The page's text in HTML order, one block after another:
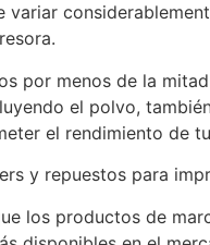
por menos de la
el polvo,
el rendimiento de
y repuestos para
los productos de